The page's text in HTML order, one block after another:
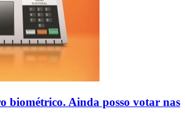
biométrico. Ainda posso votar nas